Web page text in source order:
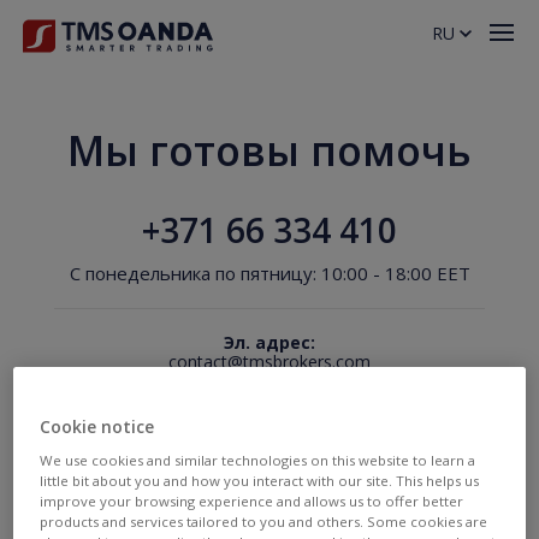
Мы готовы помочь
+371 66 334 410
С понедельника по пятницу: 10:00 - 18:00 EET
Эл. адрес:
contact@tmsbrokers.com
Используете только
социальные сети?
RU
Cookie notice
We use cookies and similar technologies on this website to learn a
little bit about you and how you interact with our site. This helps us
improve your browsing experience and allows us to offer better
products and services tailored to you and others. Some cookies are